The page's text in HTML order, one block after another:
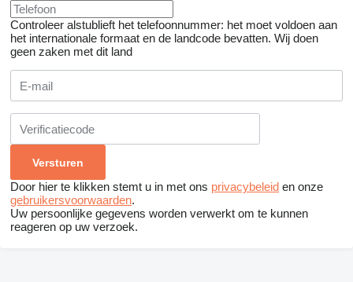
Controleer alstublieft het telefoonnummer: het moet voldoen aan
het internationale formaat en de landcode bevatten. Wij doen
geen zaken met dit land
Door hier te klikken stemt u in met ons privacybeleid en onze
gebruikersvoorwaarden.
Uw persoonlijke gegevens worden verwerkt om te kunnen
reageren op uw verzoek.